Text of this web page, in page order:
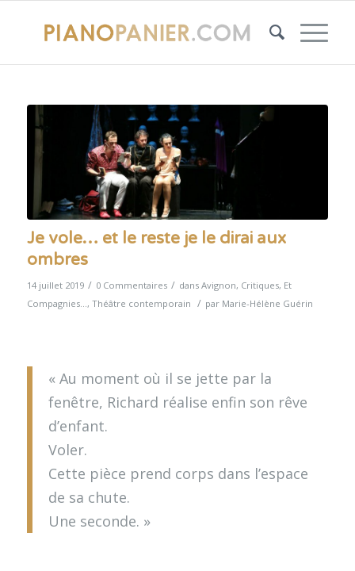
Je vole… et le reste je le dirai aux
ombres
14 juillet 2019 / 0 Commentaires / dans Avignon, Critiques, Et
Compagnies... , Théâtre contemporain / par Marie-Hélène Guérin
« Au moment où il se jette par la
fenêtre, Richard réalise enfin son rêve
d’enfant.
Voler.
Cette pièce prend corps dans l’espace
de sa chute.
Une seconde. »